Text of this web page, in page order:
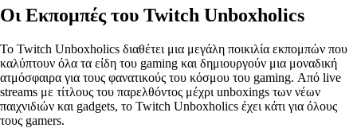
Οι Εκπομπές του Twitch Unboxholics
Το Twitch Unboxholics διαθέτει μια μεγάλη ποικιλία εκπομπών που
καλύπτουν όλα τα είδη του gaming και δημιουργούν μια μοναδική
ατμόσφαιρα για τους φανατικούς του κόσμου του gaming. Από live
streams με τίτλους του παρελθόντος μέχρι unboxings των νέων
παιχνιδιών και gadgets, το Twitch Unboxholics έχει κάτι για όλους
τους gamers.